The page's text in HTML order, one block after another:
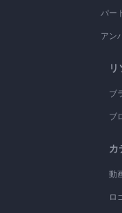
パー
アン
リ
ブ
ブ
カ
動
ロ